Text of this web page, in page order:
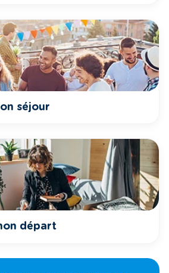
séjour
départ